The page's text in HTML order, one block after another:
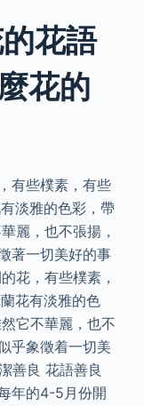
花語
花的
有些樸素，有些
淡雅的色彩，帶
麗，也不張揚，
著一切美好的事
花，有些樸素，
花有淡雅的色
它不華麗，也不
乎象徵着一切美
善良 花語善良
年的4-5月份開